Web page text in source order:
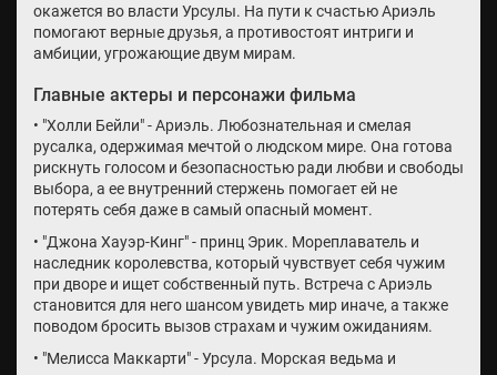
окажется во власти Урсулы. На пути к счастью Ариэль
помогают верные друзья, а противостоят интриги и
амбиции, угрожающие двум мирам.
Главные актеры и персонажи фильма
• "Холли Бейли" - Ариэль. Любознательная и смелая
русалка, одержимая мечтой о людском мире. Она готова
рискнуть голосом и безопасностью ради любви и свободы
выбора, а ее внутренний стержень помогает ей не
потерять себя даже в самый опасный момент.
• "Джона Хауэр-Кинг" - принц Эрик. Мореплаватель и
наследник королевства, который чувствует себя чужим
при дворе и ищет собственный путь. Встреча с Ариэль
становится для него шансом увидеть мир иначе, а также
поводом бросить вызов страхам и чужим ожиданиям.
• "Мелисса Маккарти" - Урсула. Морская ведьма и